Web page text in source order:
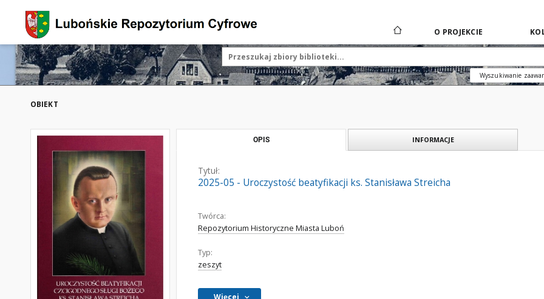
O PROJEKCIE
Wyszukiwanie
OBIEKT
OPIS INFORMACJE
Tytuł:
2025-05 - Uroczystość beatyfikacji ks. Stanisława Streicha
Twórca:
Repozytorium Historyczne Miasta Luboń
Typ:
zeszyt
Więcej